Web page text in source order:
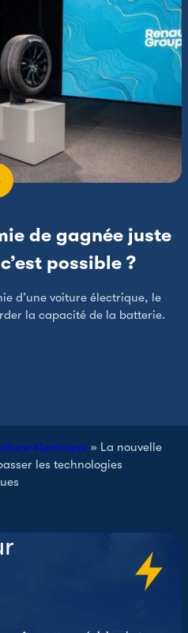
électrique » La nouvelle
les technologies
de gagnée juste
possible ?
d’une voiture électrique, le
la capacité de la batterie.